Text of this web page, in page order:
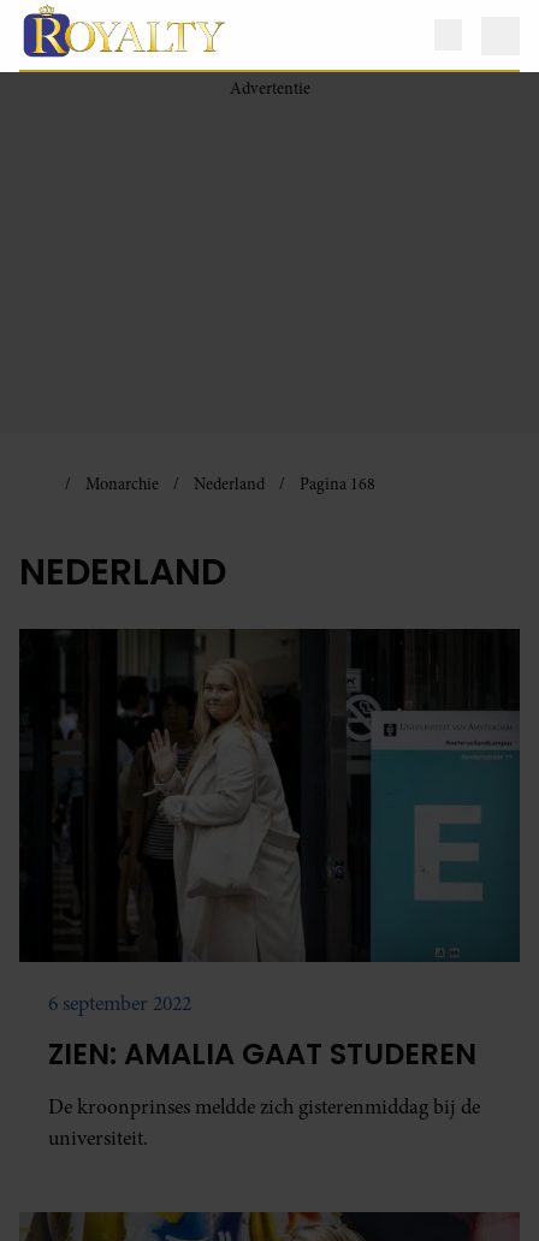
Monarchie Nederland Pagina 168
NEDERLAND
6 september 2022
ZIEN: AMALIA GAAT STUDEREN
De kroonprinses meldde zich gisterenmiddag bij de
universiteit.